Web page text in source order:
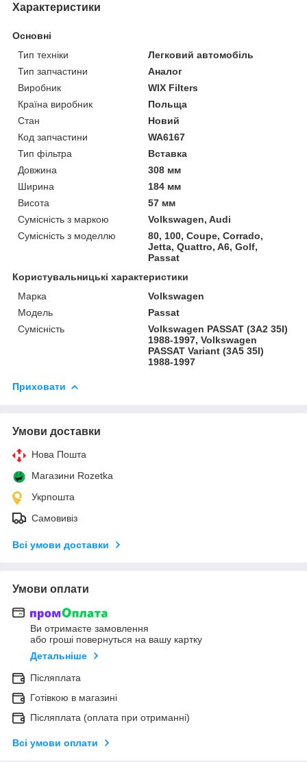
Характеристики
Основні
Тип техніки
Легковий автомобіль
Тип запчастини
Аналог
Виробник
WIX Filters
Країна виробник
Польща
Стан
Новий
Код запчастини
WA6167
Тип фільтра
Вставка
Довжина
308 мм
Ширина
184 мм
Висота
57 мм
Сумісність з маркою
Volkswagen, Audi
Сумісність з моделлю
80, 100, Coupe, Corrado,
Jetta, Quattro, A6, Golf,
Passat
Користувальницькі характеристики
Марка
Volkswagen
Модель
Passat
Сумісність
Volkswagen PASSAT (3A2 35I)
1988-1997, Volkswagen
PASSAT Variant (3A5 35I)
1988-1997
Приховати
Умови доставки
Нова Пошта
Магазини Rozetka
Укрпошта
Самовивіз
Всі умови доставки
Умови оплати
Ви отримаєте замовлення
або гроші повернуться на вашу картку
Детальніше
Післяплата
Готівкою в магазині
Післяплата (оплата при отриманні)
Всі умови оплати